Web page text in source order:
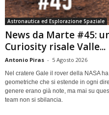
Astronautica ed Esplorazione Spaziale
News da Marte #45:
Curiosity risale Valle...
Antonio Piras - 5 Agosto 2026
Nel cratere Gale il rover della NASA
geometriche che si estende in ogni
genere erano già note, ma mai su
team non si sbilancia.